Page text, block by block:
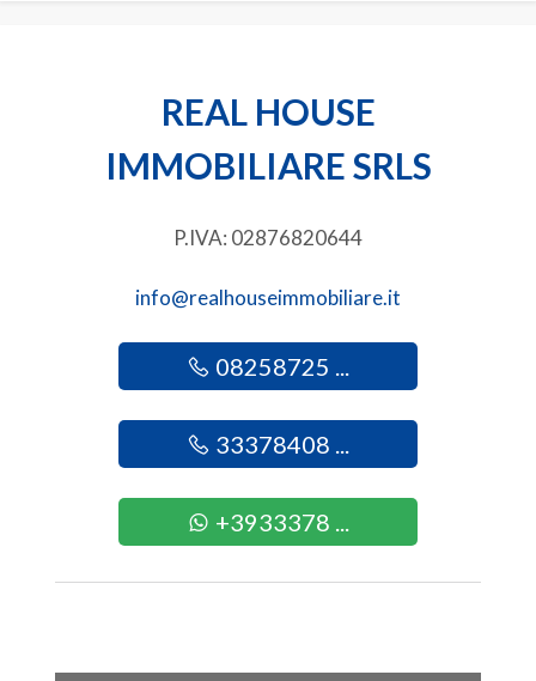
REAL HOUSE
IMMOBILIARE SRLS
P.IVA: 02876820644
info@realhouseimmobiliare.it
08258725 ...
33378408 ...
+3933378 ...
Qualsiasi